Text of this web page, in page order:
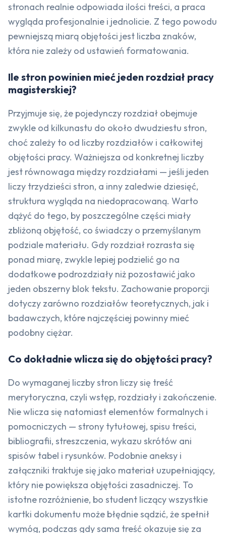
stronach realnie odpowiada ilości treści, a praca
wygląda profesjonalnie i jednolicie. Z tego powodu
pewniejszą miarą objętości jest liczba znaków,
która nie zależy od ustawień formatowania.
Ile stron powinien mieć jeden rozdział pracy
magisterskiej?
Przyjmuje się, że pojedynczy rozdział obejmuje
zwykle od kilkunastu do około dwudziestu stron,
choć zależy to od liczby rozdziałów i całkowitej
objętości pracy. Ważniejsza od konkretnej liczby
jest równowaga między rozdziałami — jeśli jeden
liczy trzydzieści stron, a inny zaledwie dziesięć,
struktura wygląda na niedopracowaną. Warto
dążyć do tego, by poszczególne części miały
zbliżoną objętość, co świadczy o przemyślanym
podziale materiału. Gdy rozdział rozrasta się
ponad miarę, zwykle lepiej podzielić go na
dodatkowe podrozdziały niż pozostawić jako
jeden obszerny blok tekstu. Zachowanie proporcji
dotyczy zarówno rozdziałów teoretycznych, jak i
badawczych, które najczęściej powinny mieć
podobny ciężar.
Co dokładnie wlicza się do objętości pracy?
Do wymaganej liczby stron liczy się treść
merytoryczna, czyli wstęp, rozdziały i zakończenie.
Nie wlicza się natomiast elementów formalnych i
pomocniczych — strony tytułowej, spisu treści,
bibliografii, streszczenia, wykazu skrótów ani
spisów tabel i rysunków. Podobnie aneksy i
załączniki traktuje się jako materiał uzupełniający,
który nie powiększa objętości zasadniczej. To
istotne rozróżnienie, bo student liczący wszystkie
kartki dokumentu może błędnie sądzić, że spełnił
wymóg, podczas gdy sama treść okazuje się za